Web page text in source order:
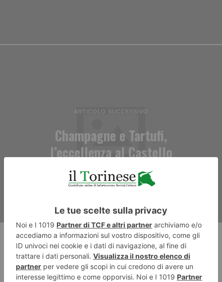
ARTICOLO SUCCESSIVO
Champagne e Tartufi,
l’eccellenza al Castello
RECENTI: